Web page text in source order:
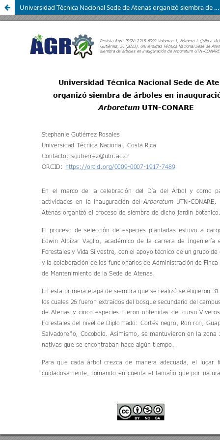
Universidad Técnica Nacional Sede de Atenas organizó siembra de árboles en inauguración de Arboretum UTN-CONARE